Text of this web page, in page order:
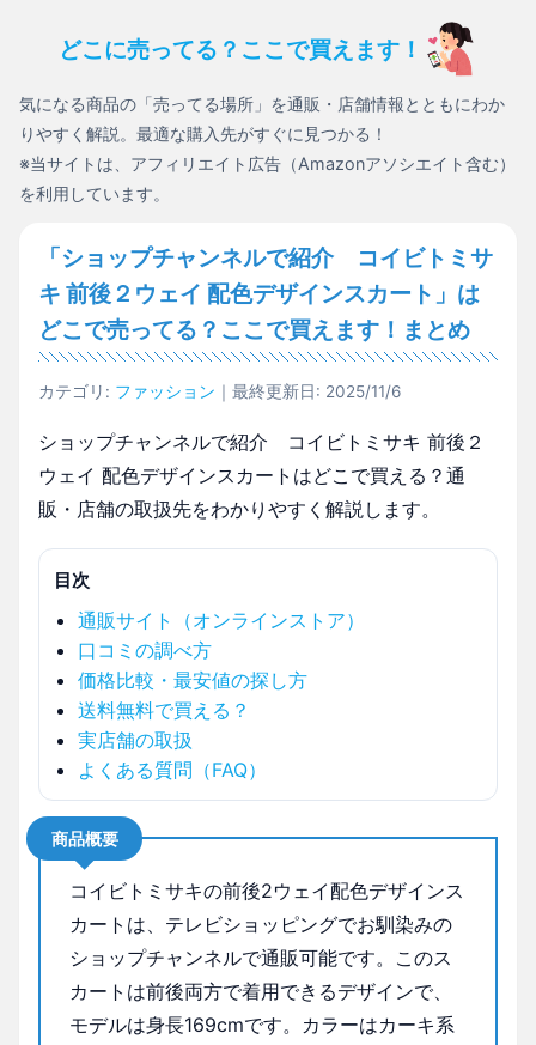
どこに売ってる？ここで買えます！
気になる商品の「売ってる場所」を通販・店舗情報とともにわか
りやすく解説。最適な購入先がすぐに見つかる！
※当サイトは、アフィリエイト広告（Amazonアソシエイト含む）
を利用しています。
「ショップチャンネルで紹介 コイビトミサ
キ 前後２ウェイ 配色デザインスカート」は
どこで売ってる？ここで買えます！まとめ
カテゴリ: ファッション ｜最終更新日: 2025/11/6
ショップチャンネルで紹介 コイビトミサキ 前後２
ウェイ 配色デザインスカートはどこで買える？通
販・店舗の取扱先をわかりやすく解説します。
目次
通販サイト（オンラインストア）
口コミの調べ方
価格比較・最安値の探し方
送料無料で買える？
実店舗の取扱
よくある質問（FAQ）
商品概要
コイビトミサキの前後2ウェイ配色デザインス
カートは、テレビショッピングでお馴染みの
ショップチャンネルで通販可能です。このス
カートは前後両方で着用できるデザインで、
モデルは身長169cmです。カラーはカーキ系